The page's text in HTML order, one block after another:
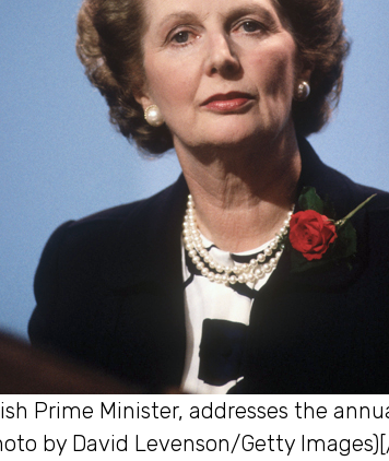
Prime Minister, addresses the
by David Levenson/Getty